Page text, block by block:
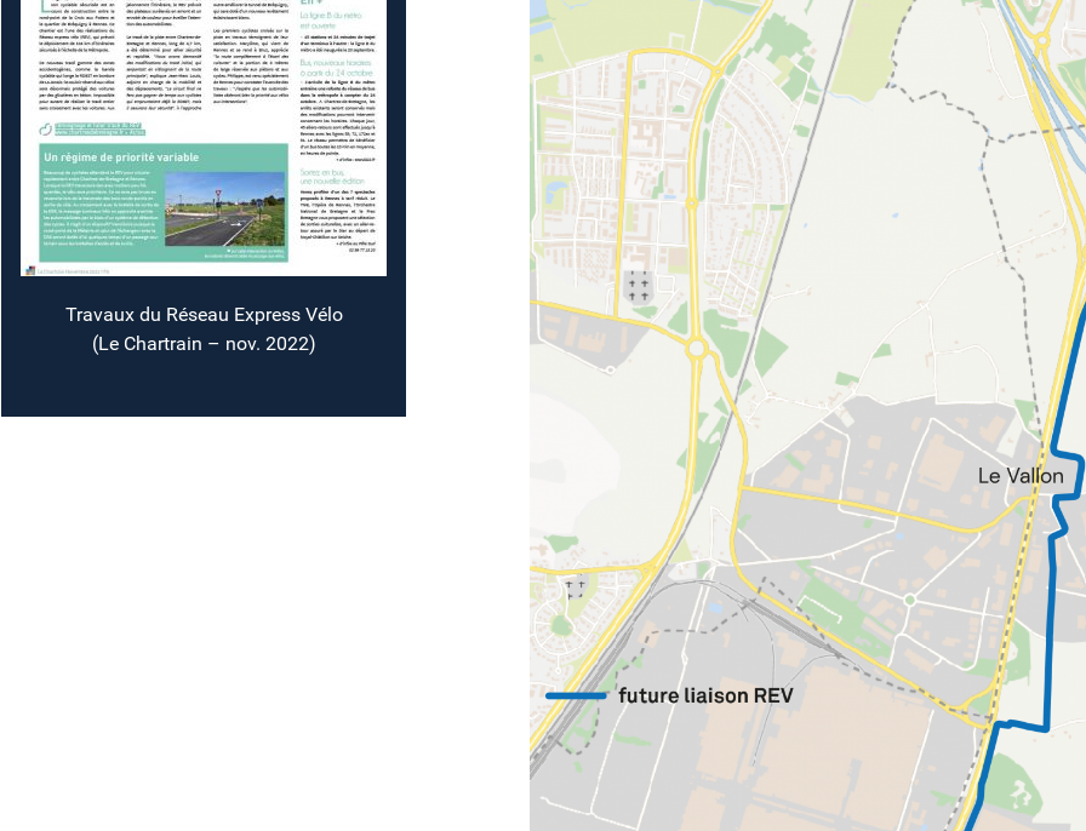
Travaux du Réseau Express Vélo
(Le Chartrain – nov. 2022)